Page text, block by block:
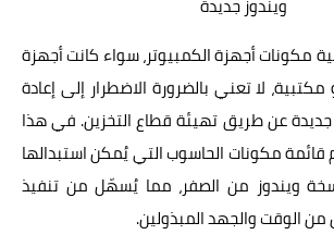
مكونات أجهزة الكمبيوتر، سواء كانت أجهزة
لا تعني بالضرورة الاضطرار إلى إعادة
عن طريق تهيئة قطاع التخزين. في هذا
قائمة مكونات الحاسوب التي يُمكن استبدالها
ويندوز من الصفر، مما يُسهّل من تنفيذ
من الوقت والجهد المبذولين.